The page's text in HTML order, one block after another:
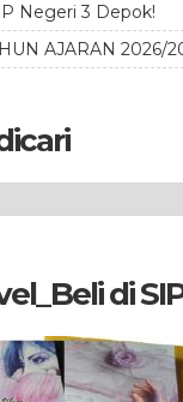
Negeri 3 Depok!
AJARAN 2026/
di